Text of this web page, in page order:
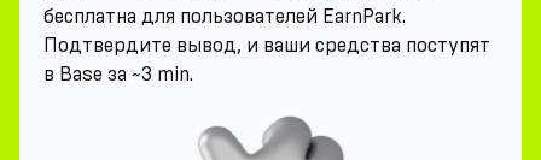
бесплатна для пользователей EarnPark.
Подтвердите вывод, и ваши средства поступят
в Base за ~3 min.